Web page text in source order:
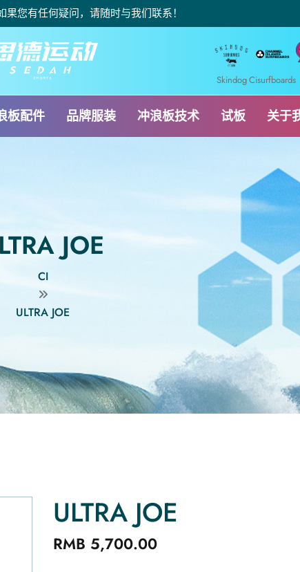
您有任何疑问，请随时与我们联系！
SkindogCisurfboards
板配件 品牌服装 冲浪板技术 试板 关于
JOE
CI
ULTRA JOE
ULTRA JOE
RMB 5,700.00